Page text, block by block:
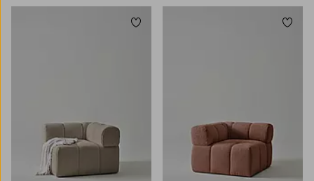
Toevoegen aan favorieten